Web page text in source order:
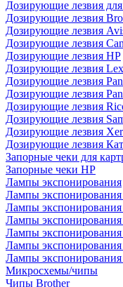
Дозирующие лезвия
Дозирующие лезвия
Дозирующие лезвия
Дозирующие лезвия
Дозирующие лезвия HP
Дозирующие лезвия
Дозирующие лезвия
Дозирующие лезвия
Дозирующие лезвия
Дозирующие лезвия
Дозирующие лезвия
Дозирующие лезвия
Запорные чеки для
Запорные чеки HP
Лампы экспонирования
Лампы экспонирования
Лампы
Лампы экспонирования
Лампы экспонирования
Лампы экспонирования
Лампы
Микросхемы/чипы
Чипы Brother